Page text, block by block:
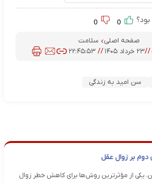
صفحه اصلی
سلامت
//۲۳ خرداد ۱۴۰۵ // ۲۲:۴۵:۵۳
سن امید به زندگی
دوم بر زوال عقل
یکی از مؤثرترین روش‌ها برای کاهش خطر زوال